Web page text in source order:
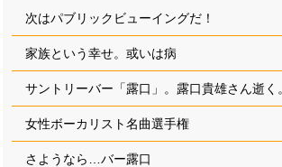
次はパブリックビューイングだ！
家族という幸せ。或いは病
サントリーバー「露口」。露口貴雄さん逝く。
女性ボーカリスト名曲選手権
さようなら…バー露口